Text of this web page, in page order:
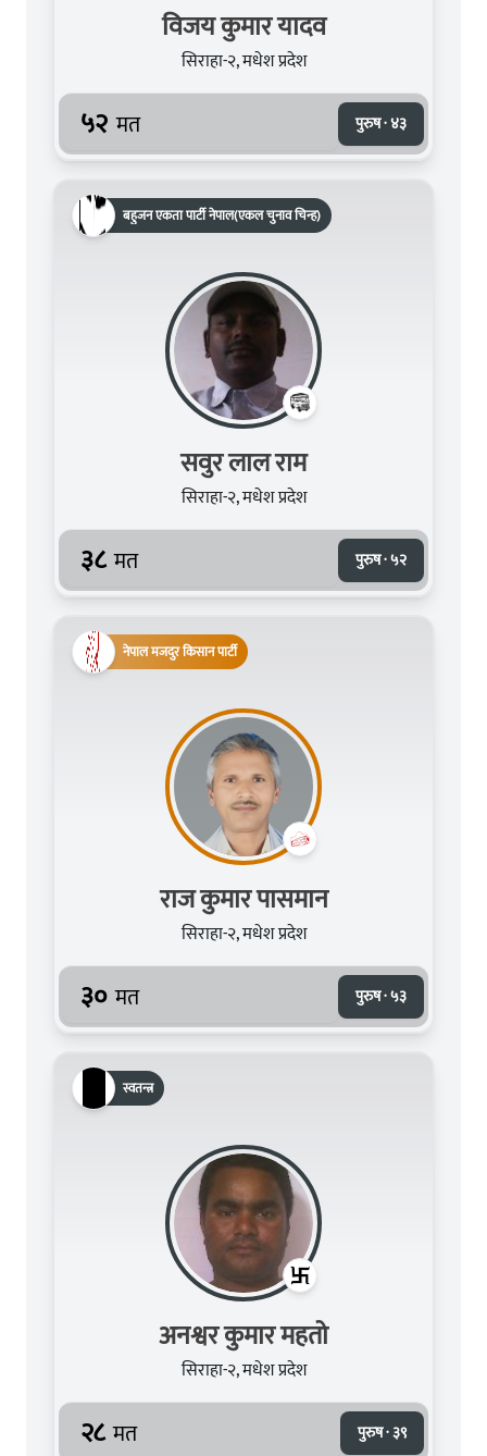
विजय कुमार यादव
सिराहा-२, मधेश प्रदेश
५२ मत पुरुष · ४३
बहुजन एकता पार्टी नेपाल(एकल चुनाव चिन्ह)
सवुर लाल राम
सिराहा-२, मधेश प्रदेश
३८ मत पुरुष · ५२
नेपाल मजदुर किसान पार्टी
राज कुमार पासमान
सिराहा-२, मधेश प्रदेश
३० मत पुरुष · ५३
स्वतन्त्र
अनश्वर कुमार महतो
सिराहा-२, मधेश प्रदेश
२८ मत पुरुष · ३९